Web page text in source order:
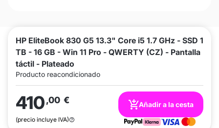
HP EliteBook 830 G5 13.3" Core i5 1.7 GHz - SSD 1
TB - 16 GB - Win 11 Pro - QWERTY (CZ) - Pantalla
táctil - Plateado
Producto reacondicionado
410,00 €
(precio incluye IVA)
Añadir a la cesta